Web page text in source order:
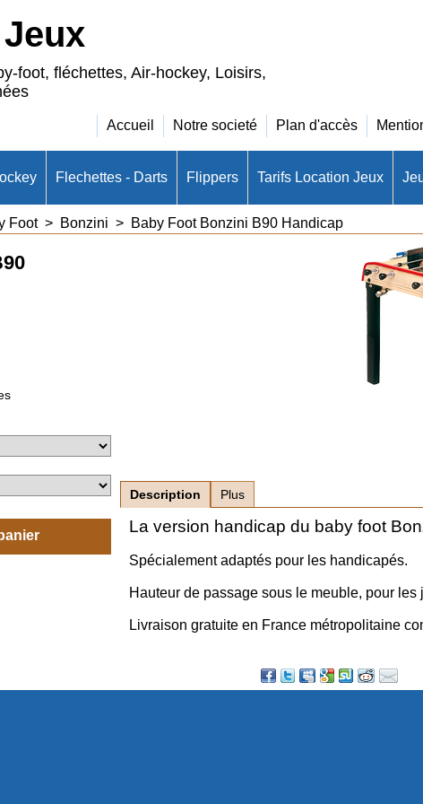
foot, fléchettes, Air-hockey, Loisirs,
Accueil Notre societé Plan d'accès
Flechettes - Darts Flippers Tarifs Location Jeux
Foot> Bonzini > Baby Foot Bonzini B90 Handicap
Description Plus
La version handicap du baby foot
Spécialement adaptés pour les handicapés.
Hauteur de passage sous le meuble, pour les
Livraison gratuite en France métropolitaine